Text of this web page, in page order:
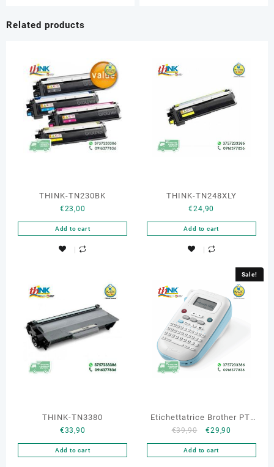
Related products
THINK-TN230BK
€23,00
Add to cart
THINK-TN248XLY
€24,90
Add to cart
THINK-TN3380
€33,90
Add to cart
Sale!
Etichettatrice Brother PT-
N10
€39,90 €29,90
Add to cart